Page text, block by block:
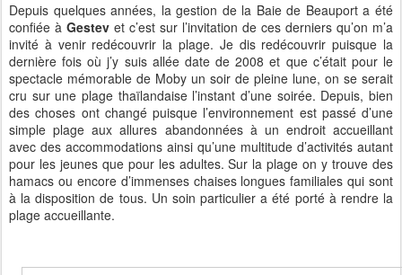
Depuis quelques années, la gestion de la Baie de Beauport a été
confiée à Gestev et c’est sur l’invitation de ces derniers qu’on m’a
invité à venir redécouvrir la plage. Je dis redécouvrir puisque la
dernière fois où j’y suis allée date de 2008 et que c’était pour le
spectacle mémorable de Moby un soir de pleine lune, on se serait
cru sur une plage thaïlandaise l’instant d’une soirée. Depuis, bien
des choses ont changé puisque l’environnement est passé d’une
simple plage aux allures abandonnées à un endroit accueillant
avec des accommodations ainsi qu’une multitude d’activités autant
pour les jeunes que pour les adultes. Sur la plage on y trouve des
hamacs ou encore d’immenses chaises longues familiales qui sont
à la disposition de tous. Un soin particulier a été porté à rendre la
plage accueillante.